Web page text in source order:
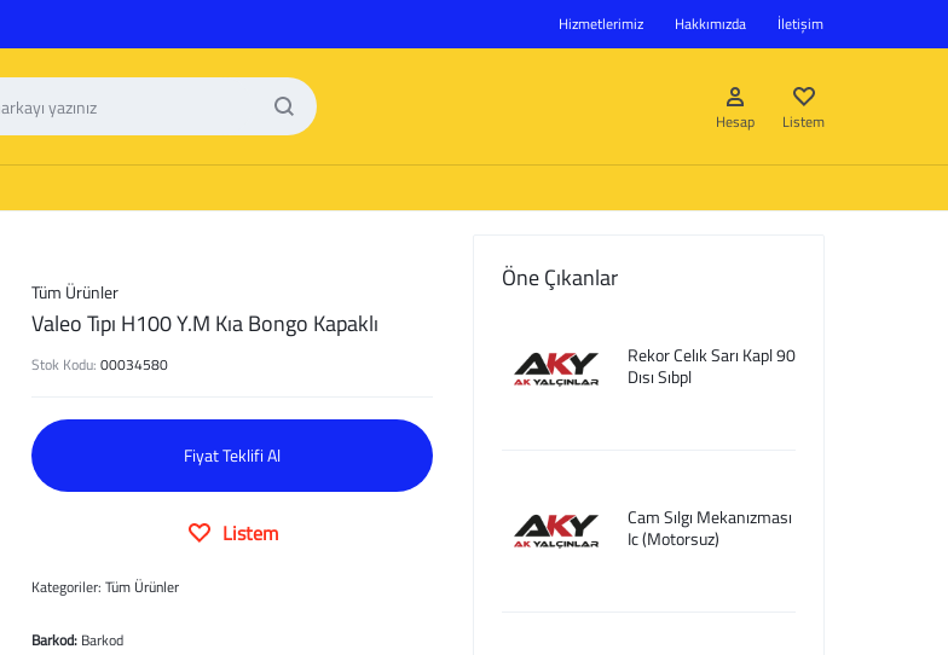
Hizmetlerimiz Hakkımızda İletişim
Hesap
Hesap oluştur
Listem
Tüm Ürünler
Valeo Tıpı H100 Y.M Kıa Bongo Kapaklı
Stok Kodu:00034580
Fiyat Teklifi Al
Listem
Kategoriler:Tüm Ürünler
Barkod: Barkod
Öne Çıkanlar
Rekor Celık Sarı Kapl 90
Dısı Sıbpl
Cam Sılgı Mekanızması
Ic (Motorsuz)